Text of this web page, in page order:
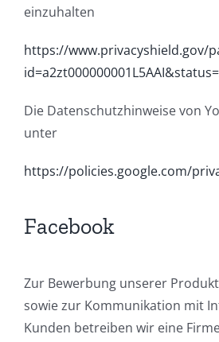
einzuhalten
https://www.privacyshield.gov/
Die Datenschutzhinweise von
unter
https://policies.google.com/
Facebook
Zur Bewerbung unserer
sowie zur Kommunikation mit
Kunden betreiben wir eine